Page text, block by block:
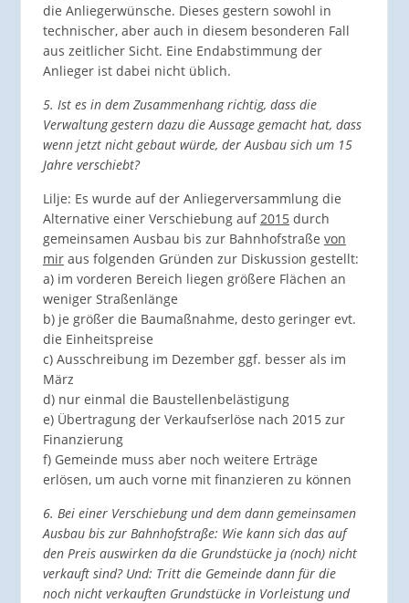
die Anliegerwünsche. Dieses gestern sowohl in
technischer, aber auch in diesem besonderen Fall
aus zeitlicher Sicht. Eine Endabstimmung der
Anlieger ist dabei nicht üblich.
5. Ist es in dem Zusammenhang richtig, dass die
Verwaltung gestern dazu die Aussage gemacht hat, dass
wenn jetzt nicht gebaut würde, der Ausbau sich um 15
Jahre verschiebt?
Lilje: Es wurde auf der Anliegerversammlung die
Alternative einer Verschiebung auf2015durch
gemeinsamen Ausbau bis zur Bahnhofstraße von
miraus folgenden Gründen zur Diskussion gestellt:
a) im vorderen Bereich liegen größere Flächen an
weniger Straßenlänge
b) je größer die Baumaßnahme, desto geringer evt.
die Einheitspreise
c) Ausschreibung im Dezember ggf. besser als im
März
d) nur einmal die Baustellenbelästigung
e) Übertragung der Verkaufserlöse nach 2015 zur
Finanzierung
f) Gemeinde muss aber noch weitere Erträge
erlösen, um auch vorne mit finanzieren zu können
6. Bei einer Verschiebung und dem dann gemeinsamen
Ausbau bis zur Bahnhofstraße: Wie kann sich das auf
den Preis auswirken da die Grundstücke ja (noch) nicht
verkauft sind? Und: Tritt die Gemeinde dann für die
noch nicht verkauften Grundstücke in Vorleistung und